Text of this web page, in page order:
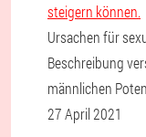
steigern können.
Ursachen für
Beschreibung
männlichen
27 April 2021